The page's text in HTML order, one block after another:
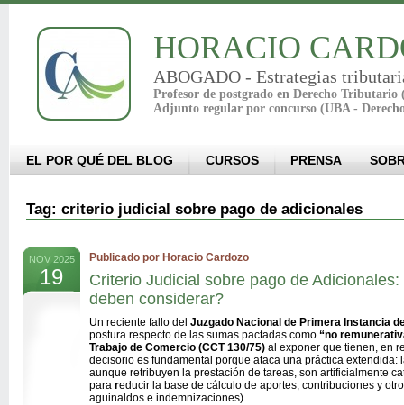
HORACIO
ABOGADO - Estrategias
Profesor de postgrado en Derecho Tributario
Adjunto regular por concurso (UBA -
EL POR QUÉ DEL BLOG CURSOS PRENSA
Tag: criterio judicial sobre pago de adicionales
NOV 2025
19
Publicado por Horacio Cardozo
Criterio Judicial sobre pago de
deben considerar?
Un reciente fallo del Juzgado Nacional de Primera Instancia
postura respecto de las sumas pactadas como “no
Trabajo de Comercio (CCT 130/75) al exponer que tienen, en
decisorio es fundamental porque ataca una práctica extendida:
aunque retribuyen la prestación de tareas, son artificialmente
para reducir la base de cálculo de aportes, contribuciones y
aguinaldos e indemnizaciones).